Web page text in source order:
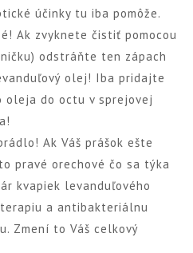
účinky tu iba pomôže.
Ak zvyknete čistiť pomocou
odstráňte ten zápach
olej! Iba pridajte
oleja do octu v sprejovej
Ak Váš prášok ešte
pravé orechové čo sa týka
kvapiek levanduľového
a antibakteriálnu
Zmení to Váš celkový